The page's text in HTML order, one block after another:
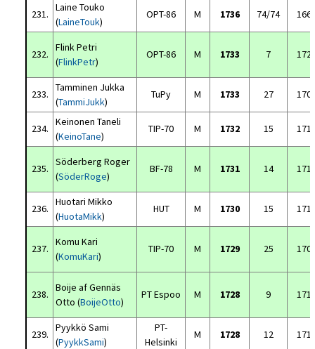
231.
Laine Touko
(LaineTouk)
OPT-86 M 1736 74/74
232.
Flink Petri
(FlinkPetr)
OPT-86 M 1733 7
233.
Tamminen Jukka
(TammiJukk)
TuPy M 1733 27
234.
Keinonen Taneli
(KeinoTane)
TIP-70 M 1732 15
235.
Söderberg Roger
(SöderRoge)
BF-78 M 1731 14
236.
Huotari Mikko
(HuotaMikk)
HUT M 1730 15
237.
Komu Kari
(KomuKari)
TIP-70 M 1729 25
238.
Boije af Gennäs
Otto (BoijeOtto)
PT Espoo M 1728 9
239.
Pyykkö Sami
(PyykkSami)
PT-
Helsinki
M 1728 12